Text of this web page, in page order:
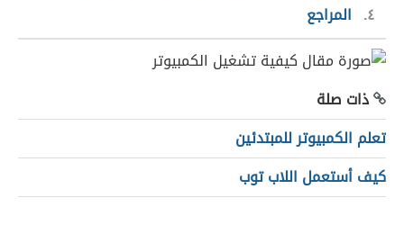
٤
المراجع
ذات صلة
تعلم الكمبيوتر للمبتدئين
كيف أستعمل اللاب توب